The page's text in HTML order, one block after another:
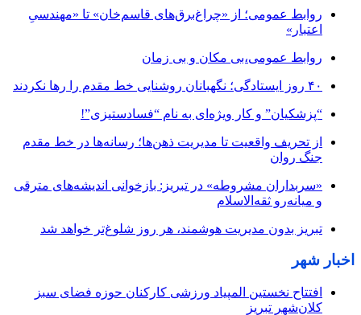
روابط عمومی؛ از «چراغ‌برق‌های قاسم‌خان» تا «مهندسیِ
اعتبار»
روابط عمومی،بی مکان و بی زمان
۴۰ روز ایستادگی؛ نگهبانان روشنایی خط مقدم را رها نکردند
“پزشکیان” و کار ویژه‌ای به نام “فسادستیزی”!
از تحریف واقعیت تا مدیریت ذهن‌ها؛ رسانه‌ها در خط مقدم
جنگ روان
«سربداران مشروطه» در تبریز: بازخوانی اندیشه‌های مترقی
و میانه‌رو ثقه‌الاسلام
تبریز بدون مدیریت هوشمند، هر روز شلوغ‌تر خواهد شد
اخبار شهر
افتتاح نخستین المپیاد ورزشی کارکنان حوزه فضای سبز
کلان‌شهر تبریز